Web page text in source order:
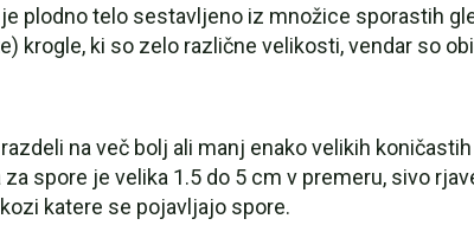
plodno telo sestavljeno iz množice sporastih
krogle, ki so zelo različne velikosti, vendar so
na več bolj ali manj enako velikih
spore je velika 1.5 do 5 cm v premeru, sivo
katere se pojavljajo spore.